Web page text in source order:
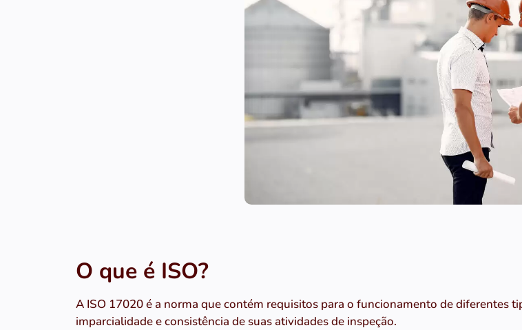
O que é ISO?
A ISO 17020 é a norma que contém requisitos para o funcionamento de diferentes
imparcialidade e consistência de suas atividades de inspeção.